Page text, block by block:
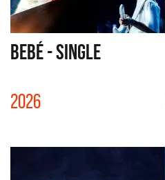
BEBÉ - SINGLE
2026